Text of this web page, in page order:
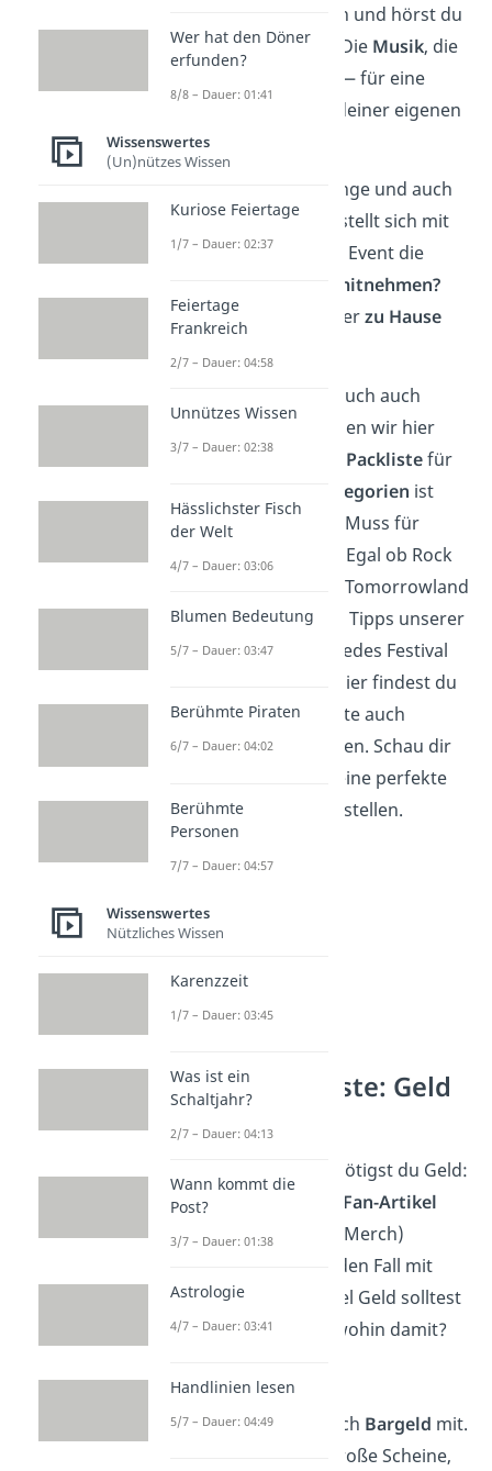
Künstler vor dir stehen und hörst du
das Publikum jubeln? Die Musik, die
— für eine
kurze Zeit lebst du in deiner eigenen
Welt.
Doch für Festivalneulinge und auch
für alte Festivalhasen stellt sich mit
dem näher rückenden Event die
Was muss ich mitnehmen?
Und was sollte ich lieberzu Hause
Damit dein Festivalbesuch auch
garantiert gelingt, haben wir hier
die ultimative Festival Packlistefür
Kategorien ist
diese Festival Liste ein Muss für
jeden Festival Gänger. Egal ob Rock
im Park, Wacken oder Tomorrowland
— mit den wichtigsten Tipps unserer
Checkliste bist du für jedes Festival
bestens vorbereitet! Hier findest du
unsere Festival Packliste auch
alsPDFzum Ausdrucken. Schau dir
an, um deine perfekte
Festival Packliste zu erstellen.
Festival Packliste: Geld
& Finanzen
Auf jedem Festival benötigst du Geld:
Getränke, Essen oder Fan-Artikel
deiner Lieblingsband (Merch)
musst du dabei auf jeden Fall mit
einplanen. Aber wie viel Geld solltest
du mitnehmen? Und wohin damit?
Tipps:
Nimm hauptsächlich Bargeld mit.
Verzichte auf zu große Scheine,
Wer hat den Döner
erfunden?
8/8 – Dauer: 01:41
Wissenswertes
(Un)nützes Wissen
Kuriose Feiertage
1/7 – Dauer: 02:37
Feiertage
Frankreich
2/7 – Dauer: 04:58
Unnützes Wissen
3/7 – Dauer: 02:38
Hässlichster Fisch
der Welt
4/7 – Dauer: 03:06
Blumen Bedeutung
5/7 – Dauer: 03:47
Berühmte Piraten
6/7 – Dauer: 04:02
Berühmte
Personen
7/7 – Dauer: 04:57
Wissenswertes
Nützliches Wissen
Karenzzeit
1/7 – Dauer: 03:45
Was ist ein
Schaltjahr?
2/7 – Dauer: 04:13
Wann kommt die
Post?
3/7 – Dauer: 01:38
Astrologie
4/7 – Dauer: 03:41
Handlinien lesen
5/7 – Dauer: 04:49